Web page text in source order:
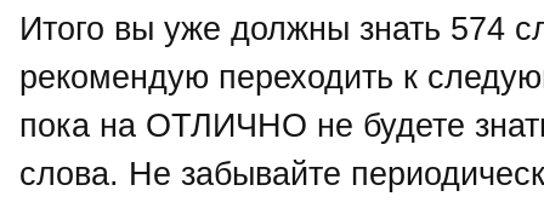
Итого вы уже должны знать 574
рекомендую переходить к
пока на ОТЛИЧНО не будете
слова. Не забывайте